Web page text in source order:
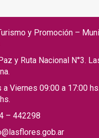
y Promoción –
y Ruta Nacional N°3.
a Viernes 09:00 a 17:00
– 442298